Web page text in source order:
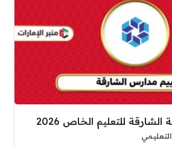
للتعليم الخاص 2026